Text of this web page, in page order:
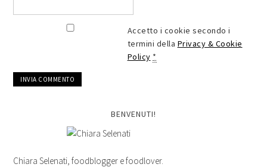
Accetto i cookie secondo i
termini della Privacy & Cookie
Policy *
BENVENUTI!
Chiara Selenati, foodblogger e foodlover.